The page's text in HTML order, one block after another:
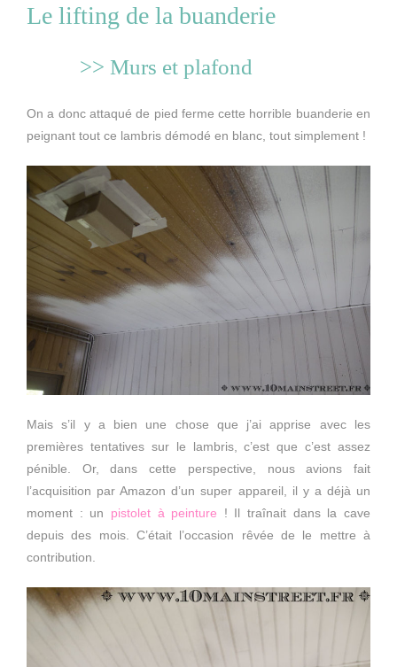
Le lifting de la buanderie
>> Murs et plafond
On a donc attaqué de pied ferme cette horrible buanderie en
peignant tout ce lambris démodé en blanc, tout simplement !
Mais s’il y a bien une chose que j’ai apprise avec les
premières tentatives sur le lambris, c’est que c’est assez
pénible. Or, dans cette perspective, nous avions fait
l’acquisition par Amazon d’un super appareil, il y a déjà un
moment : un pistolet à peinture ! Il traînait dans la cave
depuis des mois. C’était l’occasion rêvée de le mettre à
contribution.